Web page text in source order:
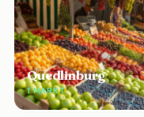
Quedlinburg
1 MARKT